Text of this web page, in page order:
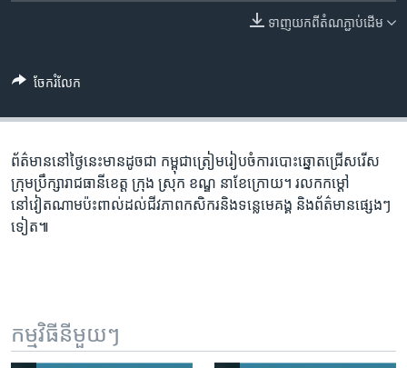
កាន់​
ស្វែង​
ទាញ​យក​ពី​តំណភ្ជាប់​ដើម
ចែករំលែក
ព័ត៌មាននៅថ្ងៃនេះមានដូចជា កម្ពុជាត្រៀមរៀបចំការបោះឆ្នោតជ្រើសរើស
ក្រុមប្រឹក្សារាជធានីខេត្ត ក្រុង ស្រុក ខណ្ឌ នាខែក្រោយ។ រលកកម្ដៅ
នៅវៀតណាមប៉ះពាល់ដល់ជីវភាពកសិករនិងទន្លេមេគង្គ និងព័ត៌មានផ្សេងៗ
ទៀត៕
កម្មវិធី​នីមួយៗ